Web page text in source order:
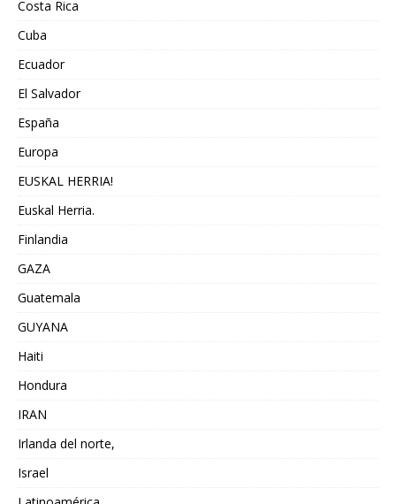
Costa Rica
Cuba
Ecuador
El Salvador
España
Europa
EUSKAL HERRIA!
Euskal Herria.
Finlandia
GAZA
Guatemala
GUYANA
Haiti
Hondura
IRAN
Irlanda del norte,
Israel